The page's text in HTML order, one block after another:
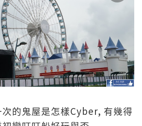
的鬼屋是怎樣Cyber, 有幾得